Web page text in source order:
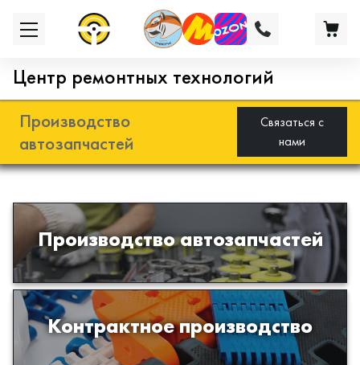
Центр ремонтных технологий
Производство
автозапчастей
Связаться с
нами
Производство автозапчастей
Разработка и производство деталей
из эластомеров для подвески
автомобиля
Контрактное производство
Производство изделий из пластиков
и полимеров по образцам либо
чертежам заказчика